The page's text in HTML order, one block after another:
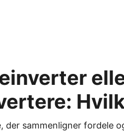
der sammenligner fordele